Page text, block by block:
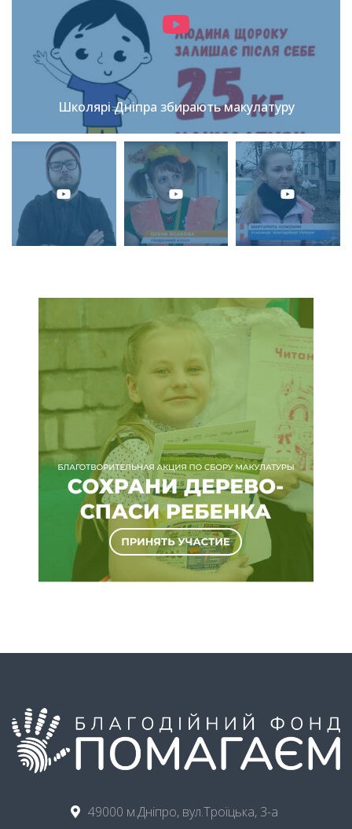
Школярі Дніпра збирають макулатуру
49000 м.Дніпро, вул.Троїцька, 3-а